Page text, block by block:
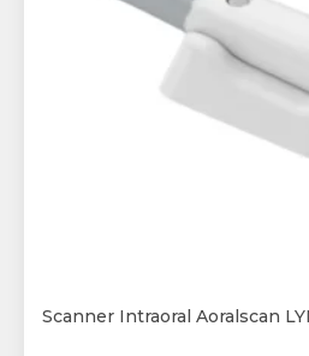
Scanner Intraoral Aoralscan